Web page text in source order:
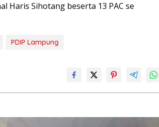
Haris Sihotang beserta 13 PAC se
PDIP Lampung